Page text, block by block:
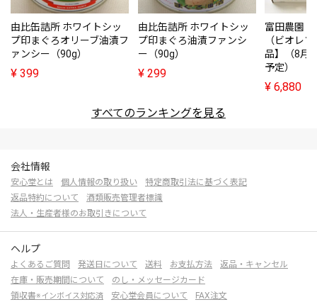
由比缶詰所 ホワイトシッ
プ印まぐろオリーブ油漬フ
ァンシー（90g）
¥ 399
由比缶詰所 ホワイトシッ
プ印まぐろ油漬ファンシ
ー（90g）
¥ 299
富田農園
（ビオレ
品】（8月
予定）
¥ 6,880
すべてのランキングを見る
会社情報
安心堂とは 個人情報の取り扱い
特定商取引法に基づく表記
返品特約について
酒類販売管理者標識
法人・生産者様のお取引きについて
ヘルプ
よくあるご質問 発送日について 送料 お支払方法
返品・キャンセル
在庫・販売期間について
のし・メッセージカード
領収書※インボイス対応済 安心堂会員について FAX注文